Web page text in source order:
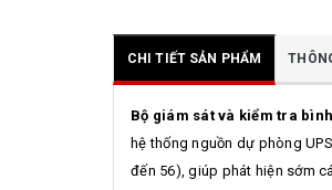
CHI TIẾT SẢN PHẨM
Bộ giám sát và kiểm tra
hệ thống nguồn dự phòng
đến 56), giúp phát hiện sớm